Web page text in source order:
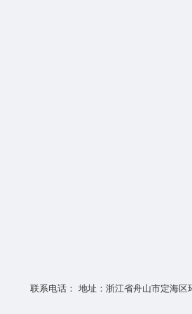
联系电话： 地址：浙江省舟山市定海区